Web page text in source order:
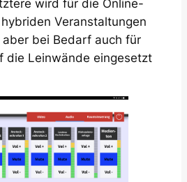
wird für die Online-
Veranstaltungen
bei Bedarf auch für
die Leinwände eingesetzt